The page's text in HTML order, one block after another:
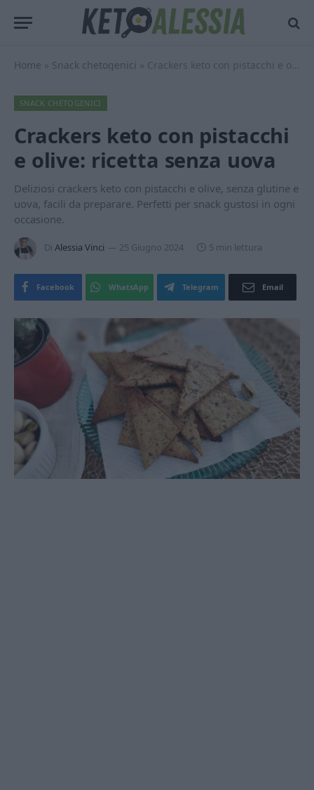
Home » Snack chetogenici » Crackers keto con pistacchi e olive: ricetta senza uova
SNACK CHETOGENICI
Crackers keto con pistacchi
e olive: ricetta senza uova
Deliziosi crackers keto con pistacchi e olive, senza glutine e
uova, facili da preparare. Perfetti per snack gustosi in ogni
occasione.
Di Alessia Vinci 25 Giugno 2024 5 min lettura
Facebook WhatsApp Telegram Email